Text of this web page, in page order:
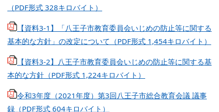
（PDF形式 328キロバイト）
【資料3-1】「八王子市教育委員会いじめの防止等に関する
基本的な方針」の改定について（PDF形式 1,454キロバイト）
【資料3-2】八王子市教育委員会いじめの防止等に関する基
本的な方針（PDF形式 1,224キロバイト）
令和3年度（2021年度）第3回八王子市総合教育会議 議事
録（PDF形式 604キロバイト）